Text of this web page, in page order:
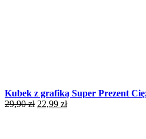
Kubek z grafiką Super Prezent
29,90zł Pierwotna
22,99 złAktualna